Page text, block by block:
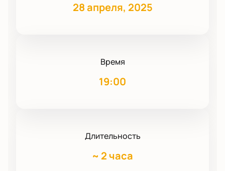
28 апреля, 2025
Время
19:00
Длительность
~ 2 часа